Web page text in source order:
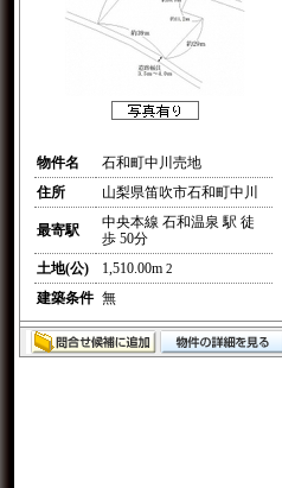
物件名
石和町中川売地
住所
山梨県笛吹市石和町中川
最寄駅
中央本線 石和温泉 駅 徒
歩 50分
土地(公)
1,510.00m 2
建築条件 無